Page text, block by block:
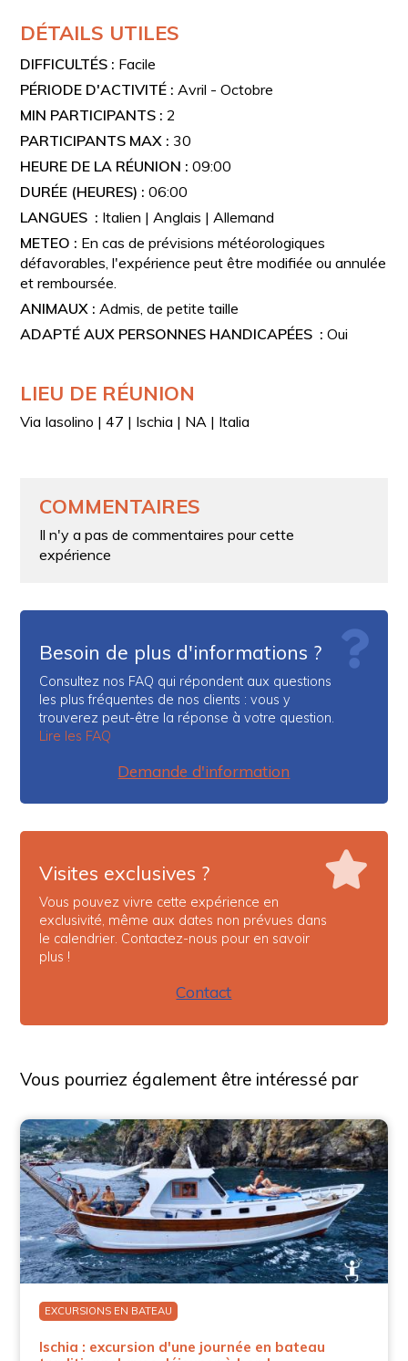
DÉTAILS UTILES
DIFFICULTÉS : Facile
PÉRIODE D'ACTIVITÉ : Avril - Octobre
MIN PARTICIPANTS :2
PARTICIPANTS MAX : 30
HEURE DE LA RÉUNION :09:00
DURÉE (HEURES) :06:00
LANGUES : Italien | Anglais | Allemand
METEO : En cas de prévisions météorologiques
défavorables, l'expérience peut être modifiée ou annulée
et remboursée.
ANIMAUX : Admis, de petite taille
ADAPTÉ AUX PERSONNES HANDICAPÉES :Oui
LIEU DE RÉUNION
Via Iasolino | 47 | Ischia | NA | Italia
COMMENTAIRES
Il n'y a pas de commentaires pour cette
expérience
Besoin de plus d'informations ?
Consultez nos FAQ qui répondent aux questions
les plus fréquentes de nos clients : vous y
trouverez peut-être la réponse à votre question.
Lire les FAQ
Demande d'information
Visites exclusives ?
Vous pouvez vivre cette expérience en
exclusivité, même aux dates non prévues dans
le calendrier. Contactez-nous pour en savoir
plus !
Contact
Vous pourriez également être intéressé par
EXCURSIONS EN BATEAU
Ischia : excursion d'une journée en bateau